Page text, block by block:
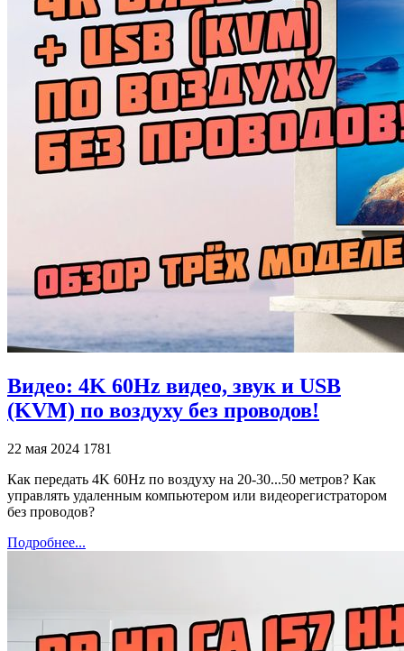
Видео: 4K 60Hz видео, звук и USB
(KVM) по воздуху без проводов!
22 мая 2024 1781
Как передать 4K 60Hz по воздуху на 20-30...50 метров? Как
управлять удаленным компьютером или видеорегистратором
без проводов?
Подробнее...